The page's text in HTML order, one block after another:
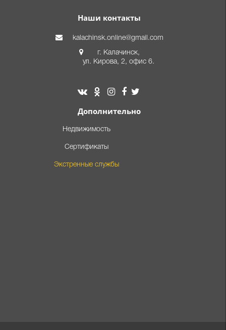
Наши контакты
kalachinsk.online@gmail.com
г. Калачинск,
ул. Кирова, 2, офис 6.
Дополнительно
Недвижимость
Сертификаты
Экстренные службы